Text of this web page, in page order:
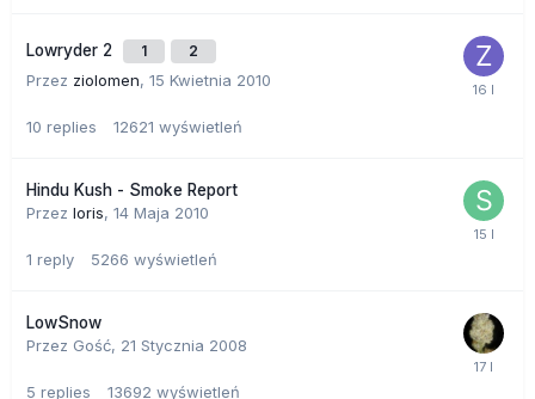
Lowryder 2 1 2
Przez ziolomen, 15 Kwietnia 2010
10 replies 12621 wyświetleń
Hindu Kush - Smoke Report
Przez loris, 14 Maja 2010
1 reply 5266 wyświetleń
LowSnow
Przez Gość, 21 Stycznia 2008
5 replies 13692 wyświetleń